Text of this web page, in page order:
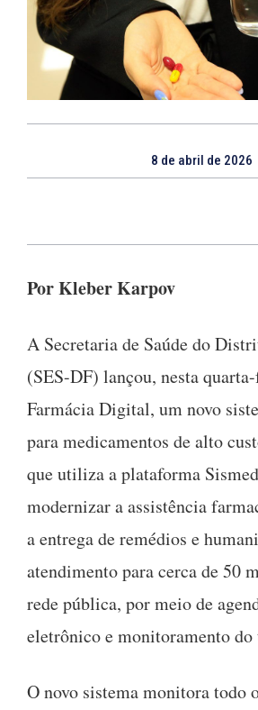
8 de abril de 2026
Por Kleber Karpov
A Secretaria de Saúde do
(SES-DF) lançou, nesta
Farmácia Digital, um novo
para medicamentos de alto
que utiliza a plataforma
modernizar a assistência
a entrega de remédios e
atendimento para cerca de 50
rede pública, por meio de
eletrônico e monitoramento do
O novo sistema monitora todo